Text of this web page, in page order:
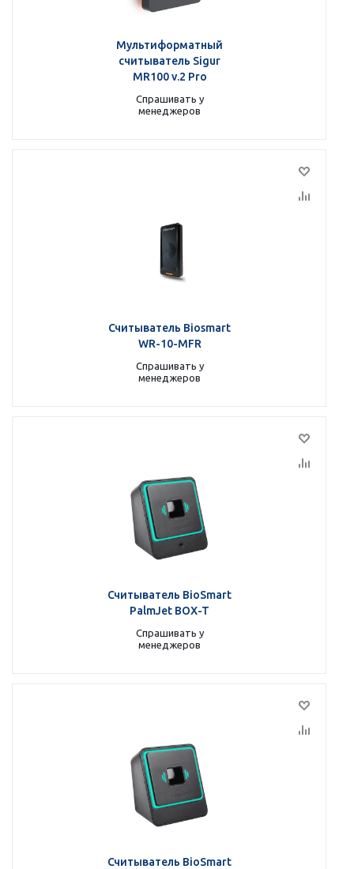
Мультиформатный
считыватель Sigur
MR100 v.2 Pro
Спрашивать у
менеджеров
Считыватель Biosmart
WR-10-MFR
Спрашивать у
менеджеров
Считыватель BioSmart
PalmJet BOX-T
Спрашивать у
менеджеров
Считыватель BioSmart